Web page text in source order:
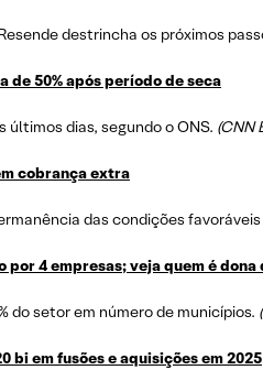
destrincha os próximos
50% após período de seca
dias, segundo o ONS. (CNN
cobrança extra
das condições
4 empresas; veja quem é dona
do setor em número de municípios.
bi em fusões e aquisições em 2025